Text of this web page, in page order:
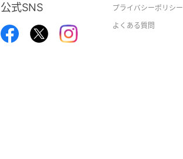
公式SNS
プライバシーポリシー
よくある質問